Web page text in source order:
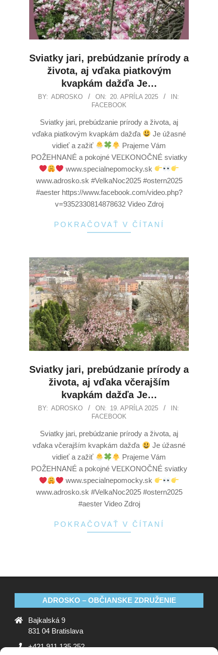
Sviatky jari, prebúdzanie prírody a
života, aj vďaka piatkovým
kvapkám dažďa Je…
BY: ADROSKO ON: 20. APRÍLA 2025
IN:
FACEBOOK
Sviatky jari, prebúdzanie prírody a života, aj
vďaka piatkovým kvapkám dažďa
Je úžasné
vidieť a zažiť
Prajeme Vám
POŽEHNANÉ a pokojné VEĽKONOČNÉ sviatky
www.specialnepomocky.sk
www.adrosko.sk #VelkaNoc2025 #ostern2025
#aester https://www.facebook.com/video.php?
v=9352330814878632 Video Zdroj
POKRAČOVAŤ V ČÍTANÍ
Sviatky jari, prebúdzanie prírody a
života, aj vďaka včerajším
kvapkám dažďa Je…
BY: ADROSKO ON: 19. APRÍLA 2025
IN:
FACEBOOK
Sviatky jari, prebúdzanie prírody a života, aj
vďaka včerajším kvapkám dažďa
Je úžasné
vidieť a zažiť
Prajeme Vám
POŽEHNANÉ a pokojné VEĽKONOČNÉ sviatky
www.specialnepomocky.sk
www.adrosko.sk #VelkaNoc2025 #ostern2025
#aester Video Zdroj
POKRAČOVAŤ V ČÍTANÍ
ADROSKO – OBČIANSKE ZDRUŽENIE
Bajkalská 9
831 04 Bratislava
+421 911 135 252